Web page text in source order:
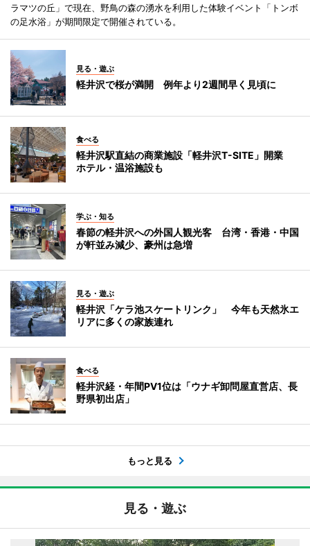
ラマツの丘」で現在、野鳥の森の湧水を利用した体験イベント「トンボ
の足水浴」が期間限定で開催されている。
見る・遊ぶ
軽井沢で桜が満開 例年より2週間早く見頃に
食べる
軽井沢駅直結の商業施設「軽井沢T-SITE」開業
ホテル・温浴施設も
学ぶ・知る
春節の軽井沢への外国人観光客 台湾・香港・中国
が軒並み減少、豪州は急増
見る・遊ぶ
軽井沢「ケラ池スケートリンク」 今年も天然氷エ
リアに多くの家族連れ
食べる
軽井沢経・年間PV1位は「ウナギ卸問屋直営店、長
野県初出店」
もっと見る
見る・遊ぶ